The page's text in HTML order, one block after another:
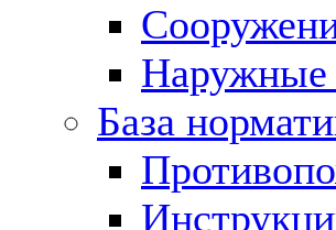
Наружные
База